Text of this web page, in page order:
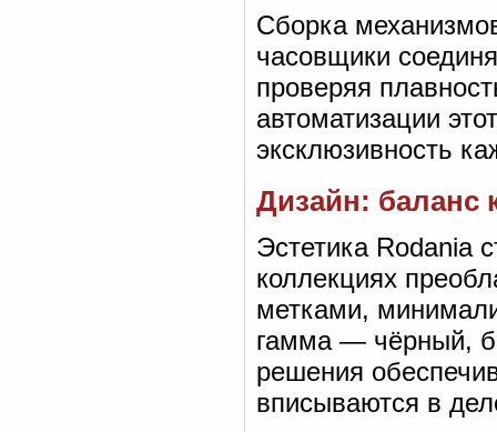
Сборка
часовщики
проверяя
автоматизации
эксклюзивность
Дизайн: баланс
Эстетика Rodania
коллекциях
метками,
гамма — чёрный,
решения
вписываются в